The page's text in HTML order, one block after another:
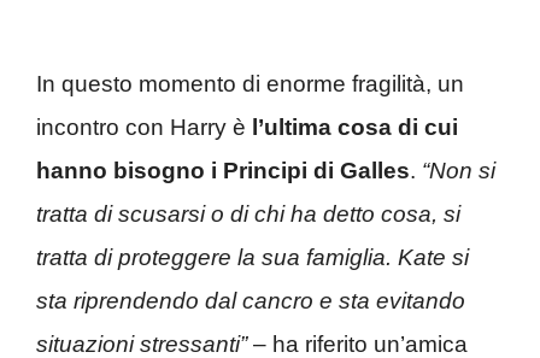
In questo momento di enorme fragilità, un
incontro con Harry è l’ultima cosa di cui
hanno bisogno i Principi di Galles. “Non si
tratta di scusarsi o di chi ha detto cosa, si
tratta di proteggere la sua famiglia. Kate si
sta riprendendo dal cancro e sta evitando
situazioni stressanti”– ha riferito un’amica